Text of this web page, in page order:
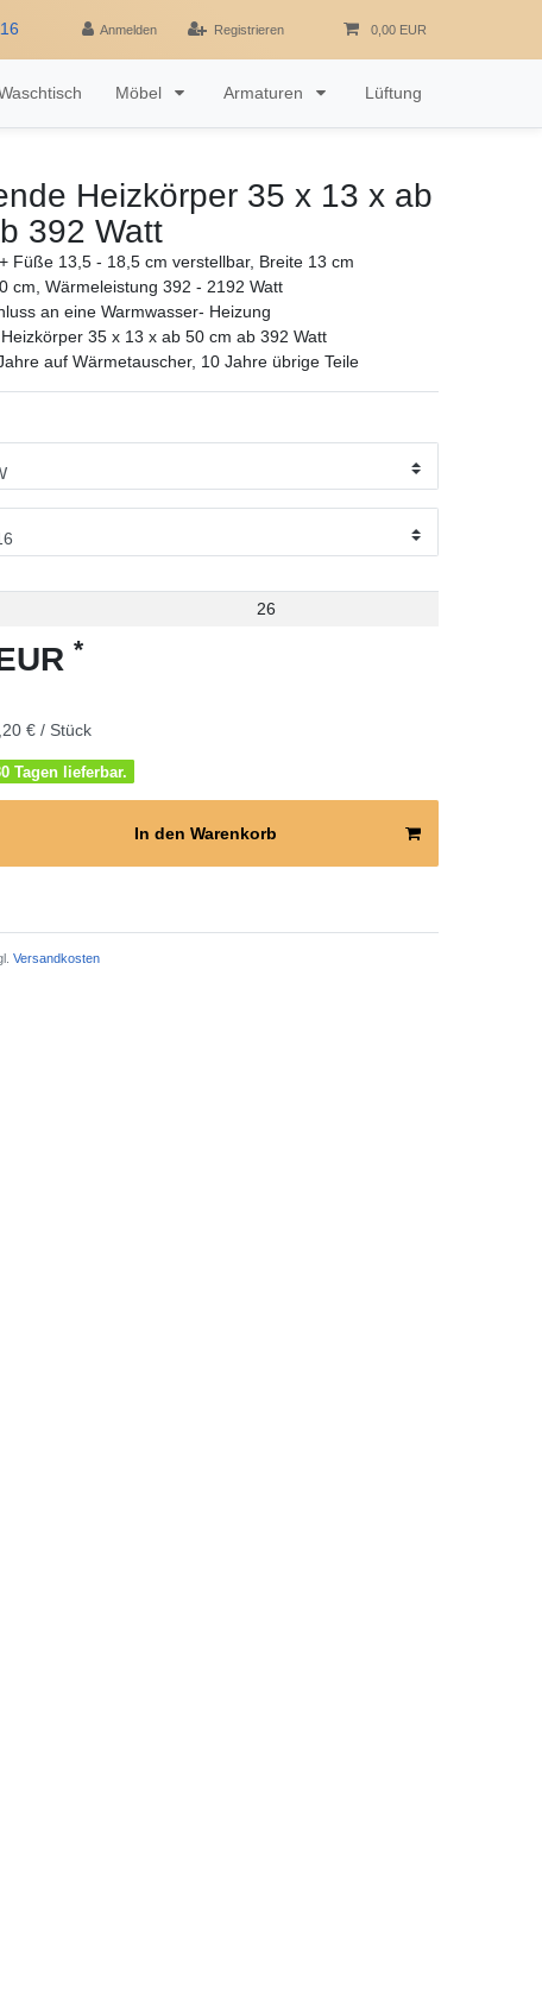
Anmelden Registrieren 0,00 EUR
Möbel Armaturen Lüftung
Heizkörper 35 x 13 x ab
392 Watt
Füße 13,5 - 18,5 cm verstellbar, Breite 13 cm
cm, Wärmeleistung 392 - 2192 Watt
an eine Warmwasser- Heizung
35 x 13 x ab 50 cm ab 392 Watt
auf Wärmetauscher, 10 Jahre übrige Teile
26
*
€ / Stück
Tagen lieferbar.
In den Warenkorb
Versandkosten